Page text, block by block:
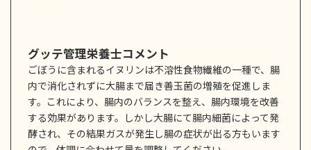
グッテ管理栄養士コメント
ごぼうに含まれるイヌリンは不溶性食物繊維の一種で、腸
内で消化されずに大腸まで届き善玉菌の増殖を促進しま
す。これにより、腸内のバランスを整え、腸内環境を改善
する効果があります。しかし大腸にて腸内細菌によって発
酵され、その結果ガスが発生し腸の症状が出る方もいます